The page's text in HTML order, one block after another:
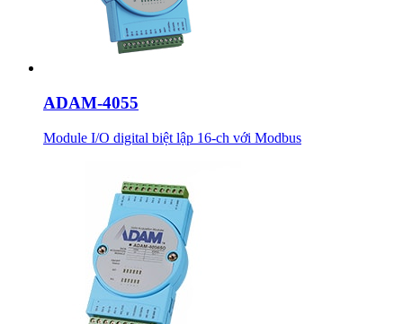
ADAM-4055
Module I/O digital biệt lập 16-ch với Modbus